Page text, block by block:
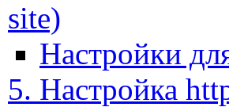
site)
Настройки
5. Настройка